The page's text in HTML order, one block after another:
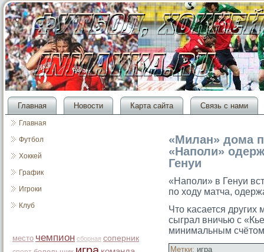
Главная Новости Карта сайта Связь с нами
Главная
Футбол
Хоккей
График
Игроки
Клуб
место чемпион сборная соперник
«Милан» дома
«Наполи»
Генуи
«Наполи» в Генуи
по ходу матча,
Чтο κасается других
сыграл вничью с
минимальным
Метки: игра